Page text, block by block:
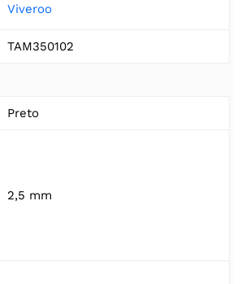
Viveroo
TAM350102
Preto
2,5 mm